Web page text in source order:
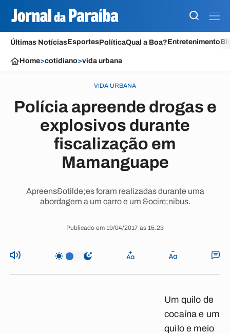
Últimas NotíciasEsportesPolíticaQual a Boa?Entretenimento
Home>cotidiano>vida urbana
VIDA URBANA
Polícia apreende drogas e
explosivos durante
fiscalização em
Mamanguape
Apreens&otilde;es foram realizadas durante uma
abordagem a um carro e um &ocirc;nibus.
Publicado em 19/04/2017 às 15:23
Um quilo de
cocaína e um
quilo e meio